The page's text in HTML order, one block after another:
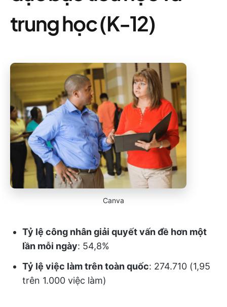
trung học (K-12)
Canva
Tỷ lệ công nhân giải quyết vấn đề hơn một
lần mỗi ngày: 54,8%
Tỷ lệ việc làm trên toàn quốc: 274.710 (1,95
trên 1.000 việc làm)